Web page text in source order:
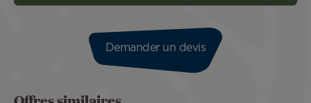
Demander un devis